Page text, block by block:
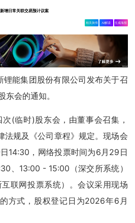
增日常关联交易预计议案
相关舆情 AI解读 生成海报
能集团股份有限公司发布关于召
会的通知。
(临时)股东会，由董事会召集，
法规及《公司章程》规定。现场会
14:30，网络投票时间为6月29日
、13:00 - 15:00（深交所系统）
联网投票系统）。会议采用现场
方式，股权登记日为2026年6月